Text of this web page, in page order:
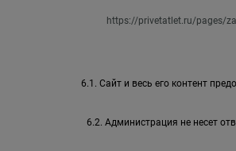
https://privetatlet.ru/pages/
6.1. Сайт и весь его контент
6.2. Администрация не несет